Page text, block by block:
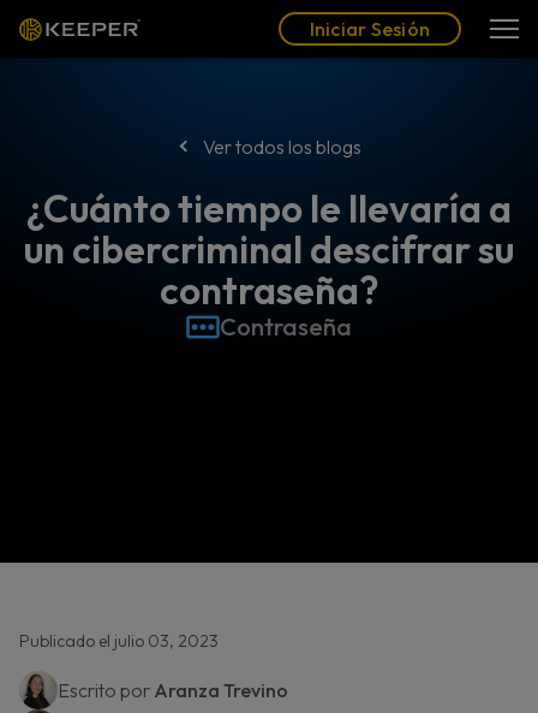
Iniciar Sesión
Ver todos los blogs
¿Cuánto tiempo le llevaría a
un cibercriminal descifrar su
contraseña?
Contraseña
Publicado el julio 03, 2023
Escrito por Aranza Trevino